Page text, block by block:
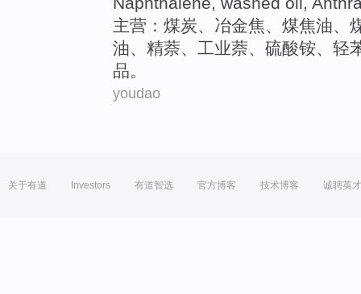
主营 ： 煤炭、 冶金焦、 煤焦油、
油、 精萘、工业萘、硫酸铵、轻
品。
youdao
关于有道 Investors 有道智选 官方博客 技术博客 诚聘英才